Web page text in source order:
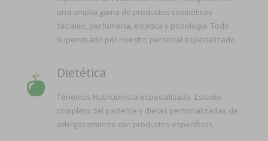
una amplia gama de productos cosméticos
faciales, perfumería, estética y podología. Todo
supervisado por nuestro personal especializado.
Dietética
Tenemos Nutricionista especializada. Estudio
completo del paciente y dietas personalizadas de
adelgazamiento con productos específicos.